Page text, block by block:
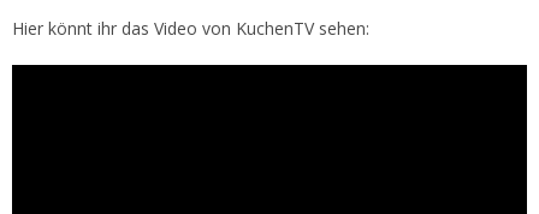
Hier könnt ihr das Video von KuchenTV sehen: